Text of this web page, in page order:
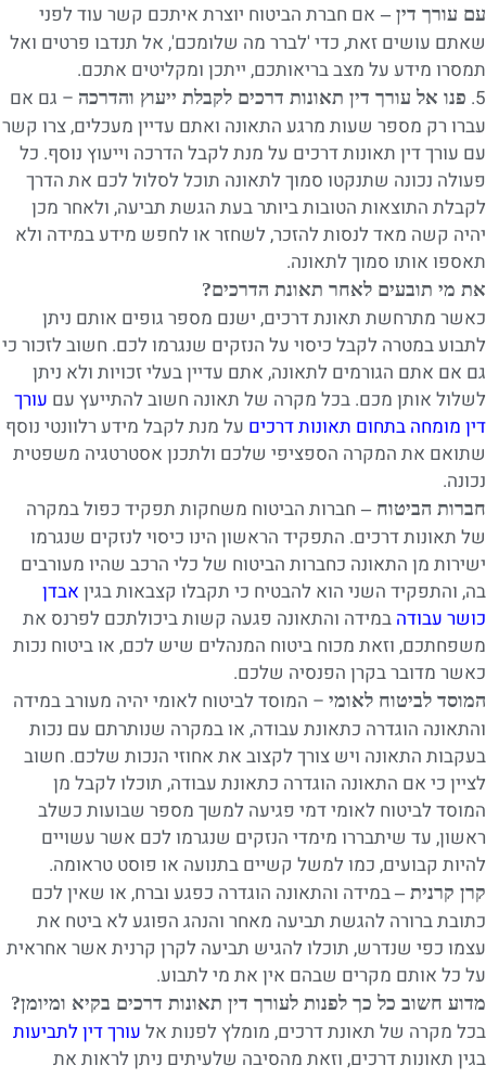
עם עורך דין – אם חברת הביטוח יוצרת איתכם קשר עוד לפני
שאתם עושים זאת, כדי 'לברר מה שלומכם', אל תנדבו פרטים ואל
תמסרו מידע על מצב בריאותכם, ייתכן ומקליטים אתכם.
5. פנו אל עורך דין תאונות דרכים לקבלת ייעוץ והדרכה – גם אם
עברו רק מספר שעות מרגע התאונה ואתם עדיין מעכלים, צרו קשר
עם עורך דין תאונות דרכים על מנת לקבל הדרכה וייעוץ נוסף. כל
פעולה נכונה שתנקטו סמוך לתאונה תוכל לסלול לכם את הדרך
לקבלת התוצאות הטובות ביותר בעת הגשת תביעה, ולאחר מכן
יהיה קשה מאד לנסות להזכר, לשחזר או לחפש מידע במידה ולא
תאספו אותו סמוך לתאונה.
את מי תובעים לאחר תאונת הדרכים?
כאשר מתרחשת תאונת דרכים, ישנם מספר גופים אותם ניתן
לתבוע במטרה לקבל כיסוי על הנזקים שנגרמו לכם. חשוב לזכור כי
גם אם אתם הגורמים לתאונה, אתם עדיין בעלי זכויות ולא ניתן
לשלול אותן מכם. בכל מקרה של תאונה חשוב להתייעץ עם עורך
דין מומחה בתחום תאונות דרכים על מנת לקבל מידע רלוונטי נוסף
שתואם את המקרה הספציפי שלכם ולתכנן אסטרטגיה משפטית
נכונה.
חברות הביטוח – חברות הביטוח משחקות תפקיד כפול במקרה
של תאונות דרכים. התפקיד הראשון הינו כיסוי לנזקים שנגרמו
ישירות מן התאונה כחברות הביטוח של כלי הרכב שהיו מעורבים
בה, והתפקיד השני הוא להבטיח כי תקבלו קצבאות בגין אבדן
כושר עבודה במידה והתאונה פגעה קשות ביכולתכם לפרנס את
משפחתכם, וזאת מכוח ביטוח המנהלים שיש לכם, או ביטוח נכות
כאשר מדובר בקרן הפנסיה שלכם.
המוסד לביטוח לאומי – המוסד לביטוח לאומי יהיה מעורב במידה
והתאונה הוגדרה כתאונת עבודה, או במקרה שנותרתם עם נכות
בעקבות התאונה ויש צורך לקצוב את אחוזי הנכות שלכם. חשוב
לציין כי אם התאונה הוגדרה כתאונת עבודה, תוכלו לקבל מן
המוסד לביטוח לאומי דמי פגיעה למשך מספר שבועות כשלב
ראשון, עד שיתבררו מימדי הנזקים שנגרמו לכם אשר עשויים
להיות קבועים, כמו למשל קשיים בתנועה או פוסט טראומה.
קרן קרנית – במידה והתאונה הוגדרה כפגע וברח, או שאין לכם
כתובת ברורה להגשת תביעה מאחר והנהג הפוגע לא ביטח את
עצמו כפי שנדרש, תוכלו להגיש תביעה לקרן קרנית אשר אחראית
על כל אותם מקרים שבהם אין את מי לתבוע.
מדוע חשוב כל כך לפנות לעורך דין תאונות דרכים בקיא ומיומן?
בכל מקרה של תאונת דרכים, מומלץ לפנות אל עורך דין לתביעות
בגין תאונות דרכים, וזאת מהסיבה שלעיתים ניתן לראות את